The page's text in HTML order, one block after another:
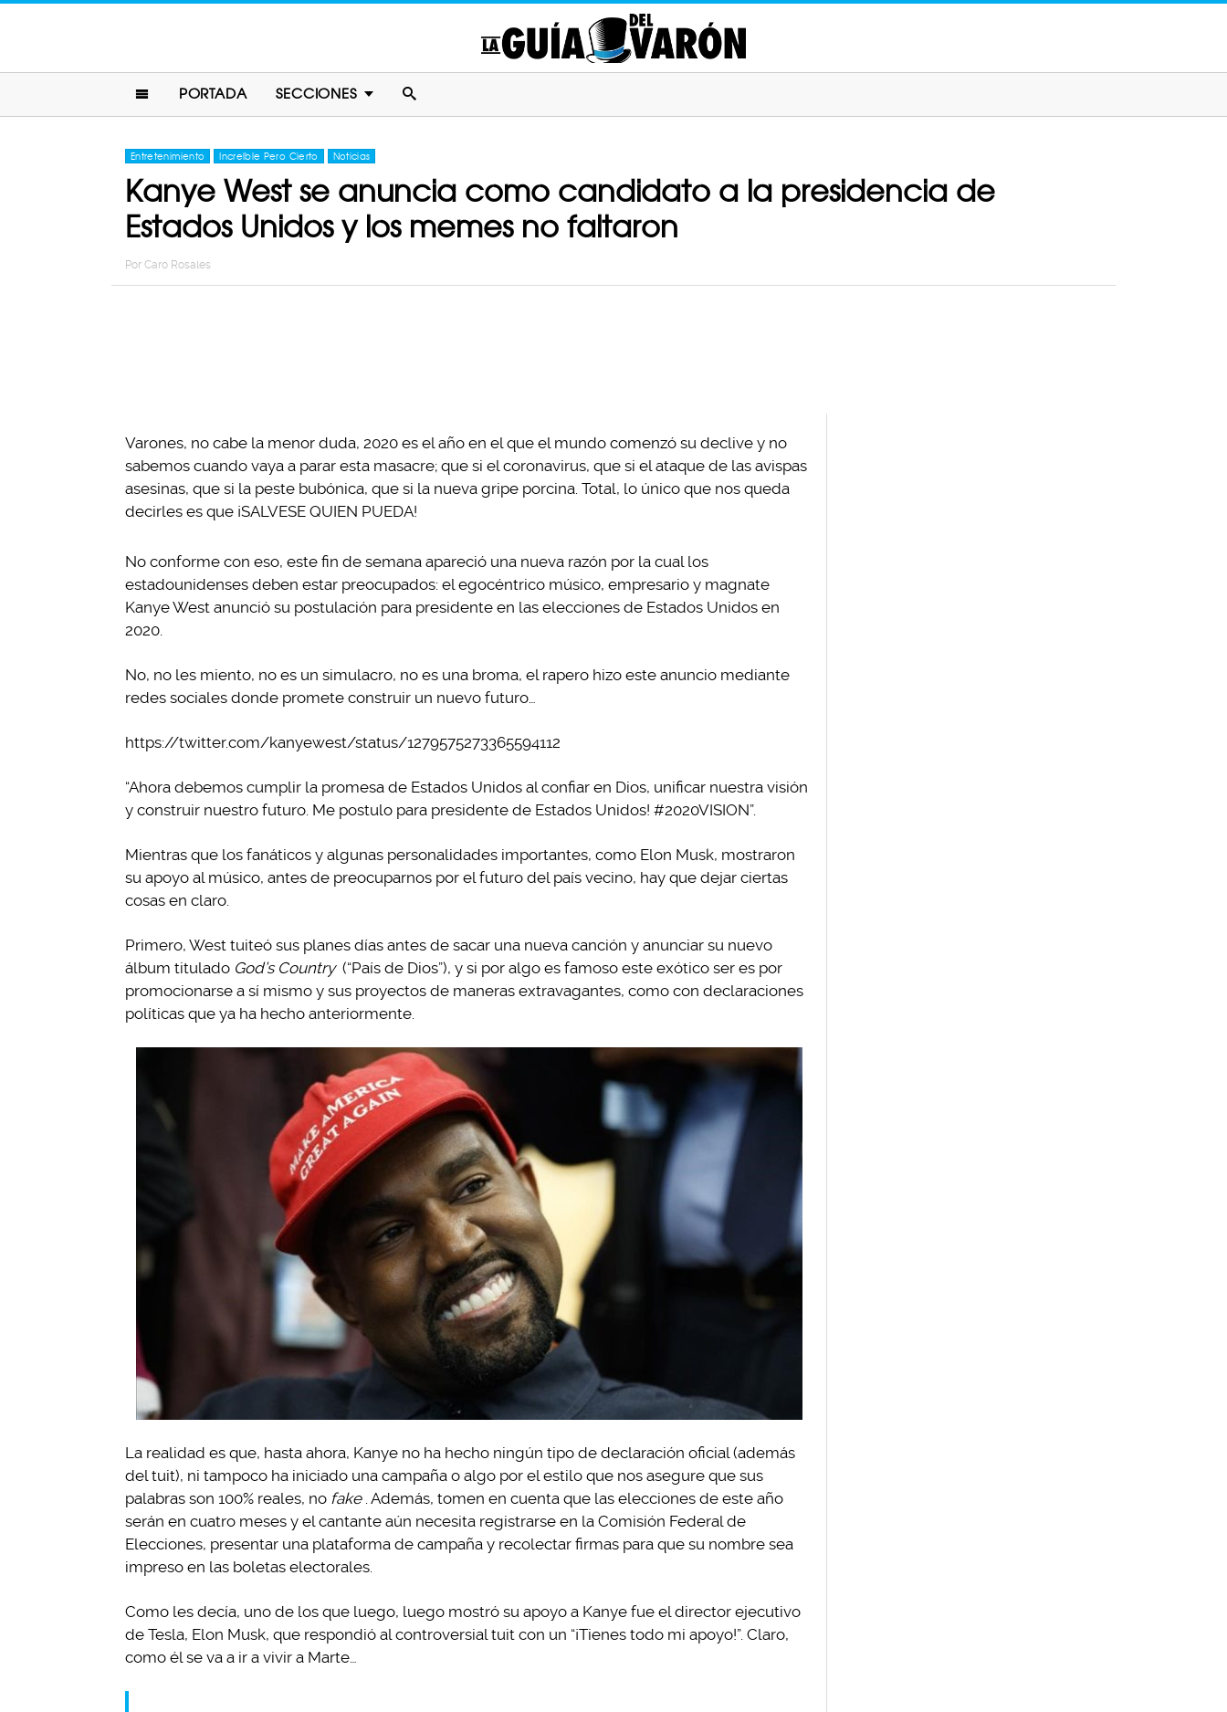
PORTADA SECCIONES
Entretenimiento Increíble Pero Cierto Noticias
Kanye West se anuncia como candidato a la presidencia de
Estados Unidos y los memes no faltaron
Por Caro Rosales
Varones, no cabe la menor duda, 2020 es el año en el que el mundo comenzó su declive y no
sabemos cuando vaya a parar esta masacre; que si el coronavirus, que si el ataque de las avispas
asesinas, que si la peste bubónica, que si la nueva gripe porcina. Total, lo único que nos queda
decirles es que ¡SALVESE QUIEN PUEDA!
No conforme con eso, este fin de semana apareció una nueva razón por la cual los
estadounidenses deben estar preocupados: el egocéntrico músico, empresario y magnate
Kanye West anunció su postulación para presidente en las elecciones de Estados Unidos en
2020.
No, no les miento, no es un simulacro, no es una broma, el rapero hizo este anuncio mediante
redes sociales donde promete construir un nuevo futuro…
https://twitter.com/kanyewest/status/1279575273365594112
“Ahora debemos cumplir la promesa de Estados Unidos al confiar en Dios, unificar nuestra visión
y construir nuestro futuro. Me postulo para presidente de Estados Unidos! #2020VISION”.
Mientras que los fanáticos y algunas personalidades importantes, como Elon Musk, mostraron
su apoyo al músico, antes de preocuparnos por el futuro del país vecino, hay que dejar ciertas
cosas en claro.
Primero, West tuiteó sus planes días antes de sacar una nueva canción y anunciar su nuevo
álbum titulado God’s Country (“País de Dios”), y si por algo es famoso este exótico ser es por
promocionarse a sí mismo y sus proyectos de maneras extravagantes, como con declaraciones
políticas que ya ha hecho anteriormente.
La realidad es que, hasta ahora, Kanye no ha hecho ningún tipo de declaración oficial (además
del tuit), ni tampoco ha iniciado una campaña o algo por el estilo que nos asegure que sus
palabras son 100% reales, no fake . Además, tomen en cuenta que las elecciones de este año
serán en cuatro meses y el cantante aún necesita registrarse en la Comisión Federal de
Elecciones, presentar una plataforma de campaña y recolectar firmas para que su nombre sea
impreso en las boletas electorales.
Como les decía, uno de los que luego, luego mostró su apoyo a Kanye fue el director ejecutivo
de Tesla, Elon Musk, que respondió al controversial tuit con un “¡Tienes todo mi apoyo!”. Claro,
como él se va a ir a vivir a Marte…